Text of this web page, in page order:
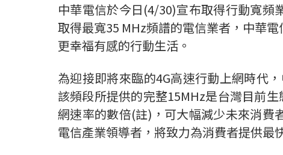
中華電信於今日(4/30)宣布取得行動寬頻
取得最寬35 MHz頻譜的電信業者，中華
更幸福有感的行動生活。
為迎接即將來臨的4G高速行動上網時代
該頻段所提供的完整15MHz是台灣目前
網速率的數倍(註)，可大幅減少未來消費
電信產業領導者，將致力為消費者提供最